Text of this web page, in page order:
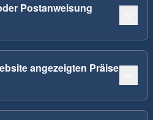
Postanweisung
angezeigten Präise